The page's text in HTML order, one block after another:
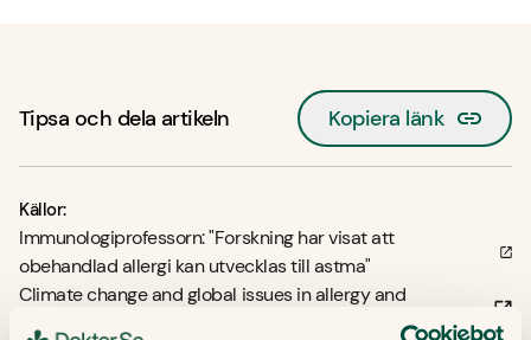
Tipsa och dela artikeln Kopiera länk
Källor:
Immunologiprofessorn: "Forskning har visat att
obehandlad allergi kan utvecklas till astma"
Climate change and global issues in allergy and